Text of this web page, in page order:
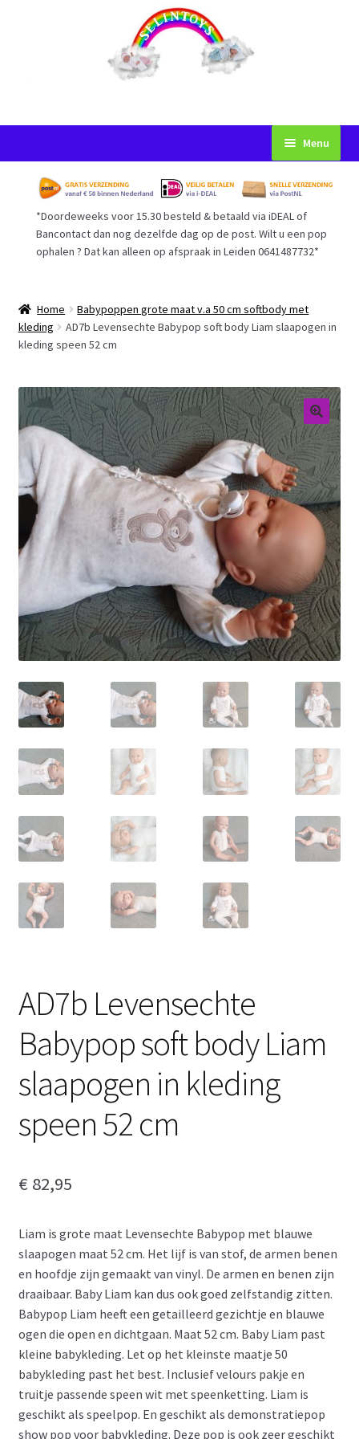
naar
navigatie
inhoud
Menu
Startpagina
Voorwaarden
Afrekenen
Gastenboek
Retouren
Over ons
*Doordeweeks voor 15.30 besteld & betaald via iDEAL of
Bancontact dan nog dezelfde dag op de post. Wilt u een pop
ophalen ? Dat kan alleen op afspraak in Leiden 0641487732*
Home
Babypoppen grote maat v.a 50 cm softbody met
kleding
AD7b Levensechte Babypop soft body Liam slaapogen in
kleding speen 52 cm
AD7b Levensechte
Babypop soft body Liam
slaapogen in kleding
speen 52 cm
€ 82,95
Liam is grote maat Levensechte Babypop met blauwe
slaapogen maat 52 cm. Het lijf is van stof, de armen benen
en hoofdje zijn gemaakt van vinyl. De armen en benen zijn
draaibaar. Baby Liam kan dus ook goed zelfstandig zitten.
Babypop Liam heeft een getailleerd gezichtje en blauwe
ogen die open en dichtgaan. Maat 52 cm. Baby Liam past
kleine babykleding. Let op het kleinste maatje 50
babykleding past het best. Inclusief velours pakje en
truitje passende speen wit met speenketting. Liam is
geschikt als speelpop. En geschikt als demonstratiepop
show pop voor babykleding. Deze pop is ook zeer geschikt